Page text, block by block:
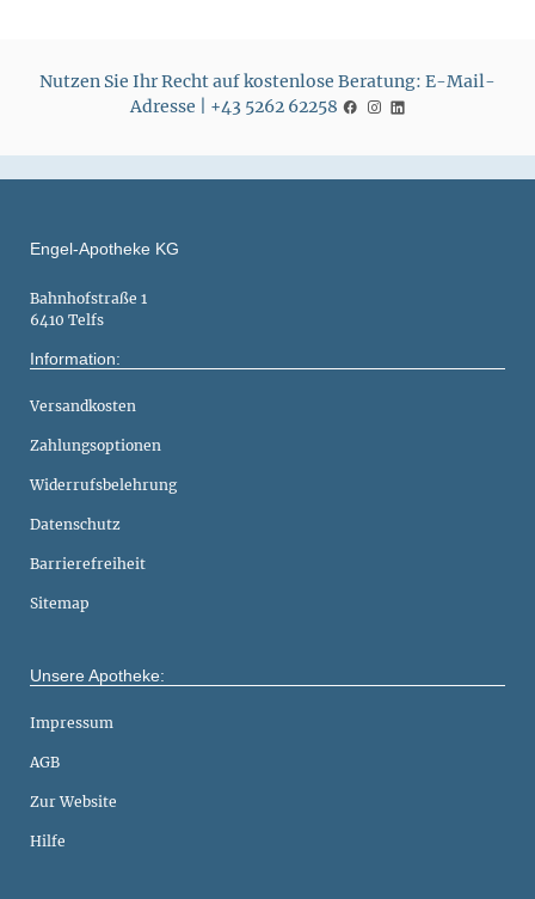
Nutzen Sie Ihr Recht auf kostenlose Beratung: E-Mail-
Adresse | +43 5262 62258
Engel-Apotheke KG
Bahnhofstraße 1
6410 Telfs
Information:
Versandkosten
Zahlungsoptionen
Widerrufsbelehrung
Datenschutz
Barrierefreiheit
Sitemap
Unsere Apotheke:
Impressum
AGB
Zur Website
Hilfe